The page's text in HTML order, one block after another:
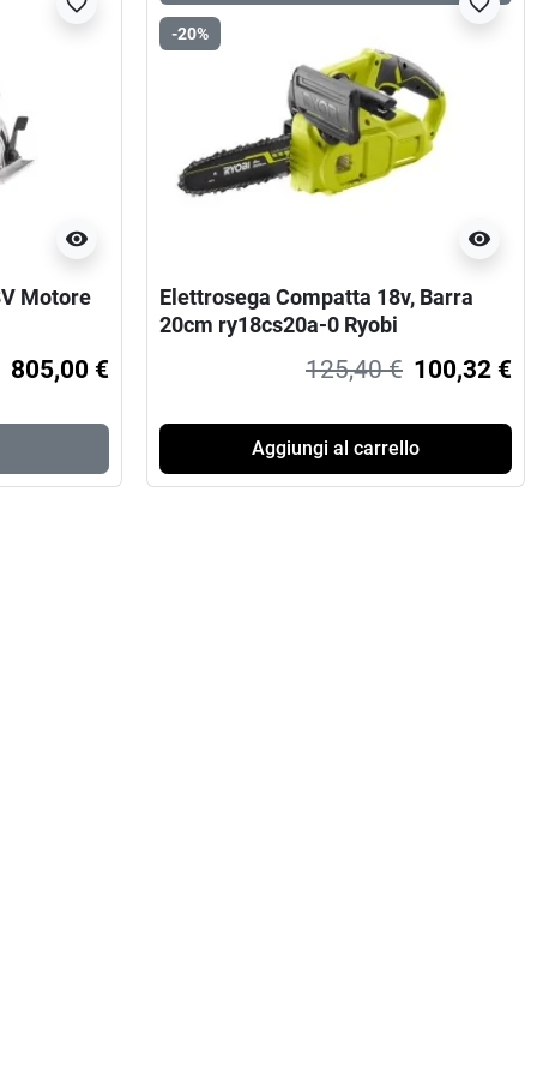
visibility
Motore
805,00 €
-20%
visibility
Elettrosega Compatta 18v, Barra
20cm ry18cs20a-0 Ryobi
125,40 € 100,32 €
Aggiungi al carrello